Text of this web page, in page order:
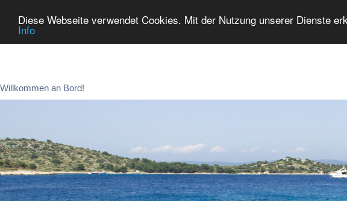
Diese Webseite verwendet Cookies. Mit der Nutzung unserer Dienste
Info
Zum
Willkommen an Bord!